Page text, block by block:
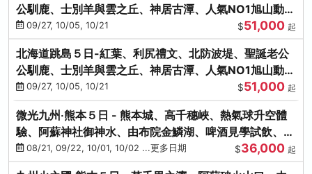
公馴鹿、士別羊與雲之丘、神居古潭、人氣NO1旭山動物
園、海膽涮涮鍋
09/27, 10/05, 10/21 $51,000 起
北海道跳島５日-紅葉、利尻禮文、北防波堤、聖誕老公
公馴鹿、士別羊與雲之丘、神居古潭、人氣NO1旭山動物
園、海膽涮涮鍋
09/27, 10/05, 10/21 $51,000 起
微光九州‧熊本５日 - 熊本城、高千穗峽、熱氣球升空體
驗、阿蘇神社御神水、由布院金鱗湖、啤酒見學試飲、豪
華海鮮盛宴
08/21, 09/22, 10/01, 10/02 ...更多日期 $36,000 起